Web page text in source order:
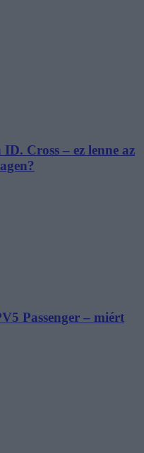
Cross – ez lenne az
Passenger – miért